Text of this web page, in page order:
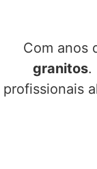
Com anos
granitos.
profissionais